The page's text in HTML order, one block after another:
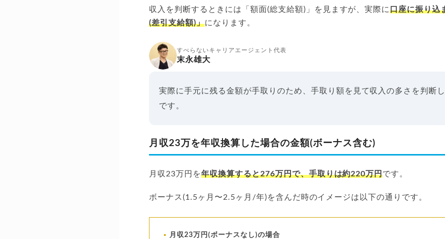
収入を判断するときには「額面(総支給額)」を見ますが、実際に口座に振り込
(差引支給額)」になります。
すべらないキャリアエージェント代表
末永雄大
実際に手元に残る金額が手取りのため、手取り額を見て収入の多さを判断
です。
月収23万を年収換算した場合の金額(ボーナス含む)
月収23万円を年収換算すると276万円で、手取りは約220万円です。
ボーナス(1.5ヶ月〜2.5ヶ月/年)を含んだ時のイメージは以下の通りです。
月収23万円(ボーナスなし)の場合